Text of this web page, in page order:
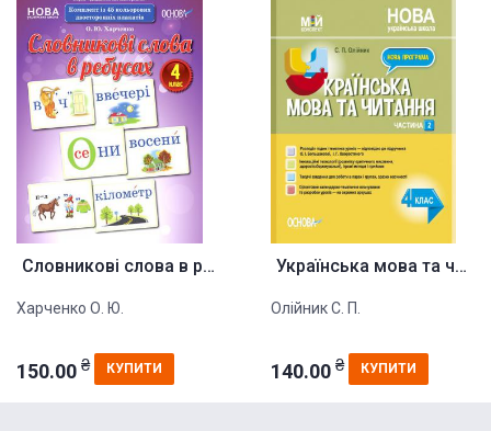
Словникові слова в ребусах. 4 ...
Харченко О. Ю.
150.00 ₴ КУПИТИ
Українська мова та читання. 4 ...
Олійник С. П.
140.00 ₴ КУПИТИ